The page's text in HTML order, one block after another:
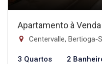
Apartamento à
Centervalle, Bertioga-
3 Quartos 2